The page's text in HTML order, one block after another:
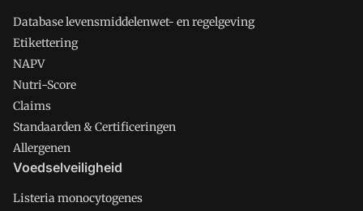
Database levensmiddelenwet- en regelgeving
Etikettering
NAPV
Nutri-Score
Claims
Standaarden & Certificeringen
Allergenen
Voedselveiligheid
Listeria monocytogenes